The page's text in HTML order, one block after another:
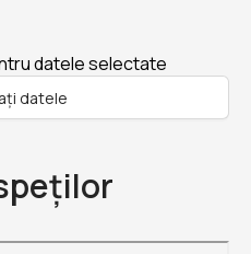
datele selectate
datele